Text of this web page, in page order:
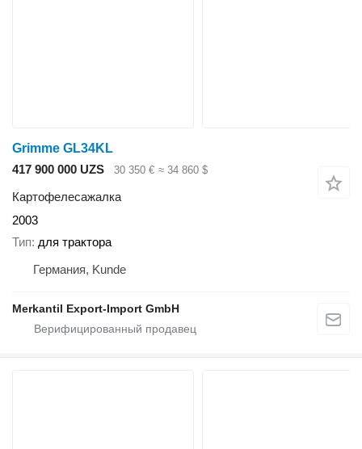
Grimme GL34KL
417 900 000 UZS
30 350 € ≈ 34 860 $
Картофелесажалка
2003
Тип для трактора
Германия, Kunde
Merkantil Export-Import GmbH